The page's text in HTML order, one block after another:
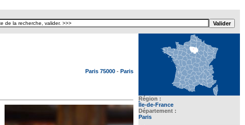
Région :
Île-de-France
Département :
Paris
Paris 75000 - Paris